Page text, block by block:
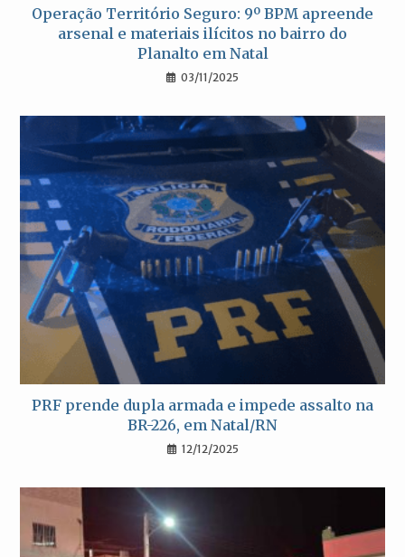
Operação Território Seguro: 9º BPM apreende
arsenal e materiais ilícitos no bairro do
Planalto em Natal
03/11/2025
PRF prende dupla armada e impede assalto na
BR-226, em Natal/RN
12/12/2025